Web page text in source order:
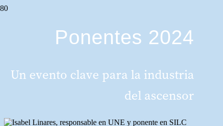
Ponentes 2024
Un evento clave para la industria
del ascensor